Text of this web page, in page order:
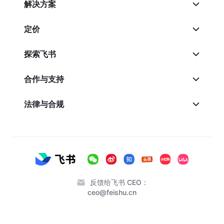
解决方案
定价
探索飞书
合作与支持
法律与合规
反馈给飞书 CEO：
ceo@feishu.cn